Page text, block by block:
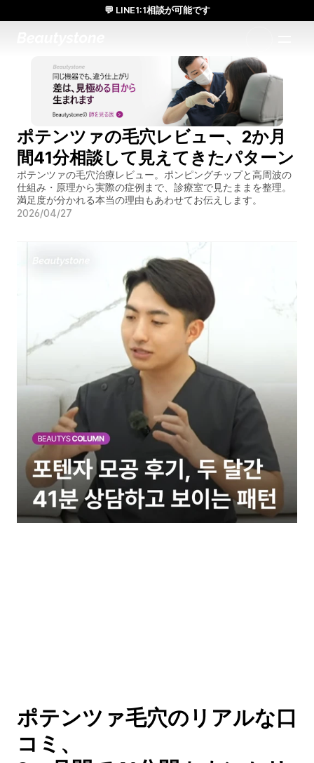
ポテンツァの毛穴レビュー、2か月
間41分相談して見えてきたパターン
ポテンツァの毛穴治療レビュー。ポンピングチップと高周波の
仕組み・原理から実際の症例まで、診療室で見たままを整理。
満足度が分かれる本当の理由もあわせてお伝えします。
2026/04/27
ポテンツァ毛穴のリアルな口
コミ、
💬 LINE1:1相談が可能です
日本人通訳常駐／お得な体験価格／満足度の高い効果